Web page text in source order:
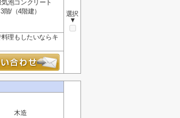
選択
▼
泡コンクリート
3階/（4階建）
理もしたいならキ
木造